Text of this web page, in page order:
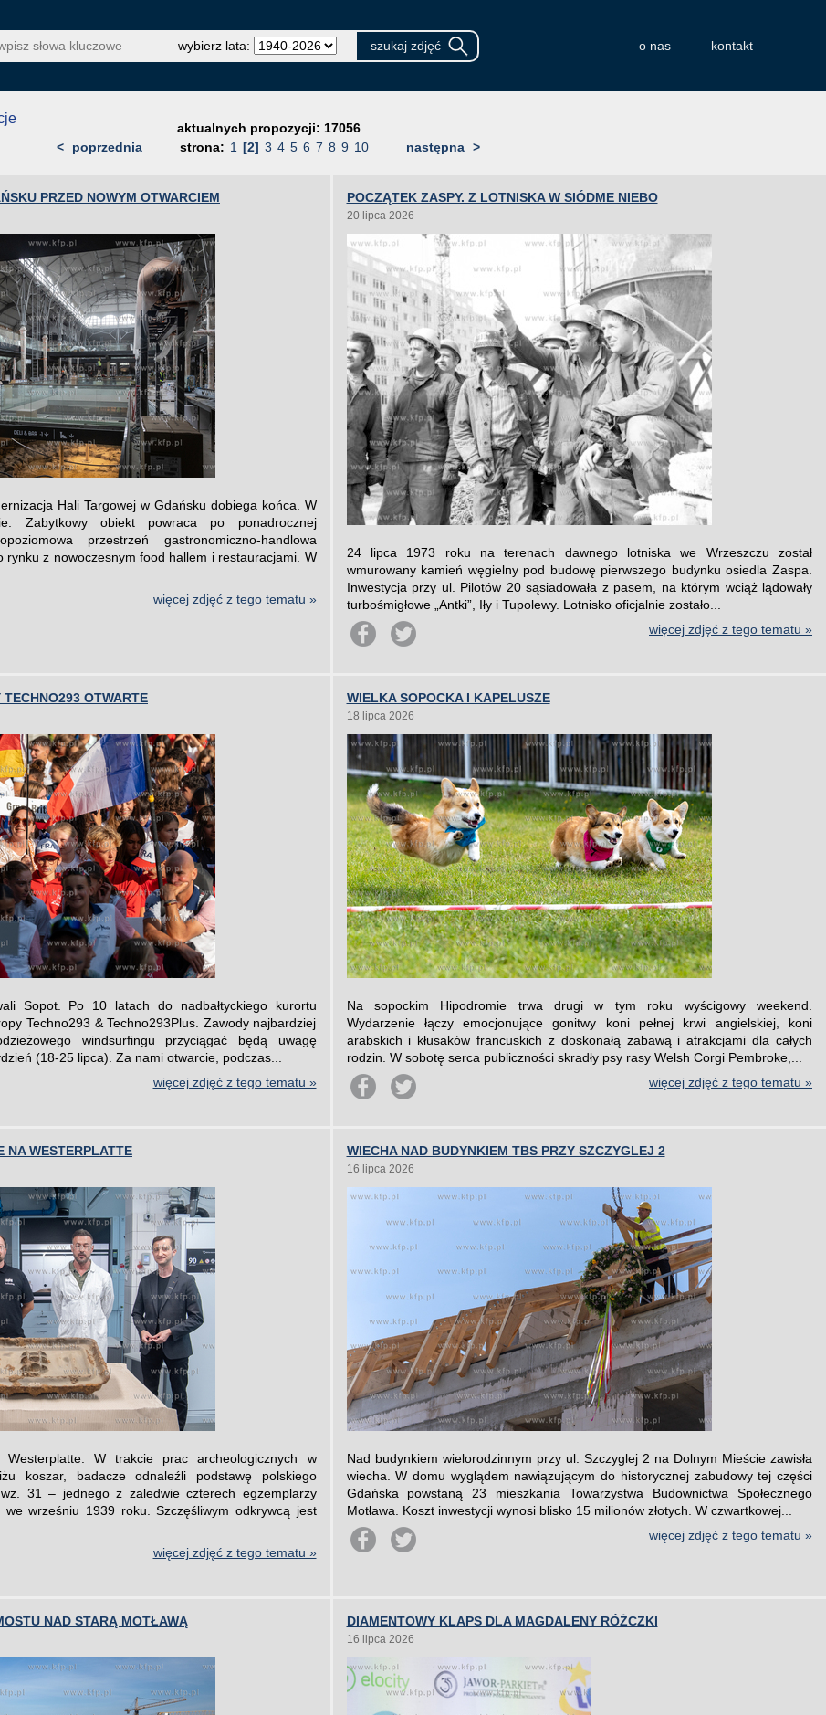
wybierz lata: o nas kontakt
aktualnych propozycji: 17056
<
poprzednia strona: 1 [2] 3 4 5 6 7 8 9 10 następna >
PRZED NOWYM OTWARCIEM
Hali Targowej w Gdańsku dobiega końca. W
Zabytkowy obiekt powraca po ponadrocznej
przestrzeń gastronomiczno-handlowa
rynku z nowoczesnym food hallem i restauracjami. W
więcej zdjęć z tego tematu »
POCZĄTEK ZASPY. Z LOTNISKA W SIÓDME NIEBO
20 lipca 2026
24 lipca 1973 roku na terenach dawnego lotniska we Wrzeszczu został
wmurowany kamień węgielny pod budowę pierwszego budynku osiedla Zaspa.
Inwestycja przy ul. Pilotów 20 sąsiadowała z pasem, na którym wciąż lądowały
turbośmigłowe „Antki”, Iły i Tupolewy. Lotnisko oficjalnie zostało...
więcej zdjęć z tego tematu »
TECHNO293 OTWARTE
Sopot. Po 10 latach do nadbałtyckiego kurortu
Techno293 & Techno293Plus. Zawody najbardziej
windsurfingu przyciągać będą uwagę
(18-25 lipca). Za nami otwarcie, podczas...
więcej zdjęć z tego tematu »
WIELKA SOPOCKA I KAPELUSZE
18 lipca 2026
Na sopockim Hipodromie trwa drugi w tym roku wyścigowy weekend.
Wydarzenie łączy emocjonujące gonitwy koni pełnej krwi angielskiej, koni
arabskich i kłusaków francuskich z doskonałą zabawą i atrakcjami dla całych
rodzin. W sobotę serca publiczności skradły psy rasy Welsh Corgi Pembroke,...
więcej zdjęć z tego tematu »
NA WESTERPLATTE
Westerplatte. W trakcie prac archeologicznych w
koszar, badacze odnaleźli podstawę polskiego
31 – jednego z zaledwie czterech egzemplarzy
we wrześniu 1939 roku. Szczęśliwym odkrywcą jest
więcej zdjęć z tego tematu »
WIECHA NAD BUDYNKIEM TBS PRZY SZCZYGLEJ 2
16 lipca 2026
Nad budynkiem wielorodzinnym przy ul. Szczyglej 2 na Dolnym Mieście zawisła
wiecha. W domu wyglądem nawiązującym do historycznej zabudowy tej części
Gdańska powstaną 23 mieszkania Towarzystwa Budownictwa Społecznego
Motława. Koszt inwestycji wynosi blisko 15 milionów złotych. W czwartkowej...
więcej zdjęć z tego tematu »
NAD STARĄ MOTŁAWĄ DIAMENTOWY KLAPS DLA MAGDALENY RÓŻCZKI
16 lipca 2026